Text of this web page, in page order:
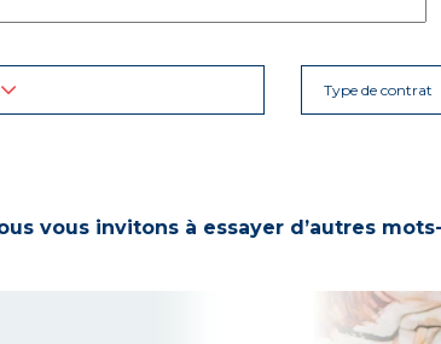
Type de contrat
vous invitons à essayer d’autres